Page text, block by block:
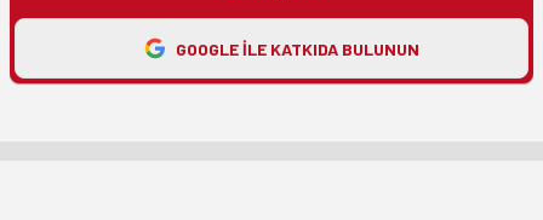
GOOGLE ILE KATKIDA BULUNUN